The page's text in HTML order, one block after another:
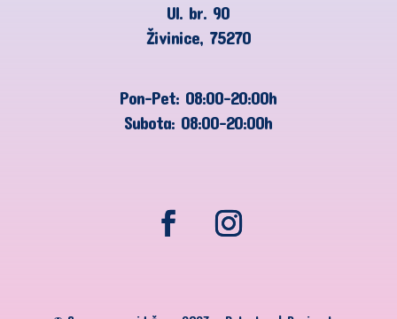
Ul. br. 90
Živinice, 75270
Pon-Pet: 08:00-20:00h
Subota: 08:00-20:00h